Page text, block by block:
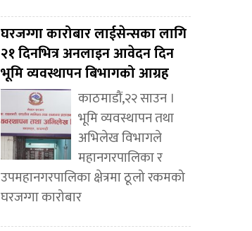
घरजग्गा कारोबार लाईसेन्सका लागि
२१ दिनभित्र अनलाइन आवेदन दिन
भूमि व्यवस्थापन बिभागको आग्रह
काठमाडौं,२२ साउन ।
भूमि व्यवस्थापन तथा
अभिलेख विभागले
महानगरपालिका र
उपमहानगरपालिका क्षेत्रमा ठूलो रकमको
घरजग्गा कारोबार